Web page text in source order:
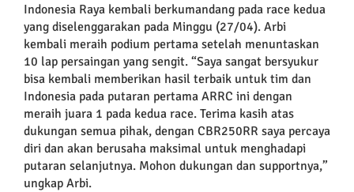
Indonesia Raya kembali berkumandang pada race kedua
yang diselenggarakan pada Minggu (27/04). Arbi
kembali meraih podium pertama setelah menuntaskan
10 lap persaingan yang sengit. “Saya sangat bersyukur
bisa kembali memberikan hasil terbaik untuk tim dan
Indonesia pada putaran pertama ARRC ini dengan
meraih juara 1 pada kedua race. Terima kasih atas
dukungan semua pihak, dengan CBR250RR saya percaya
diri dan akan berusaha maksimal untuk menghadapi
putaran selanjutnya. Mohon dukungan dan supportnya,”
ungkap Arbi.